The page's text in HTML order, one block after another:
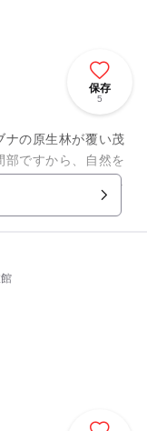
保存
5
ナの原生林が覆い茂
部ですから、自然を
。春には桜も咲